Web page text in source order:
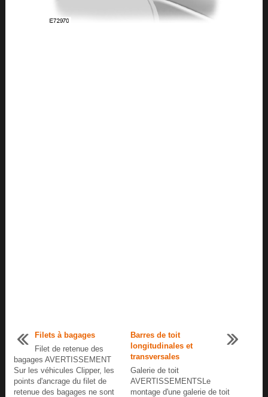
Filets à bagages
Filet de retenue des
bagages AVERTISSEMENT
Sur les véhicules Clipper, les
points d'ancrage du filet de
retenue des bagages ne sont
Barres de toit
longitudinales et
transversales
Galerie de toit
AVERTISSEMENTSLe
montage d'une galerie de toit